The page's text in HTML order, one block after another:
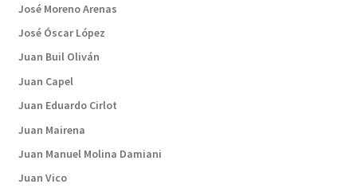
José Moreno Arenas
José Óscar López
Juan Buil Oliván
Juan Capel
Juan Eduardo Cirlot
Juan Mairena
Juan Manuel Molina Damiani
Juan Vico